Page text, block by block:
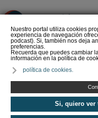
Nuestro portal utiliza cookies
experiencia de navegación
podcast). Si, también nos deja
preferencias.
Recuerda que puedes cambiar
información en la política de
política de cookies.
Si, quiero ver
360